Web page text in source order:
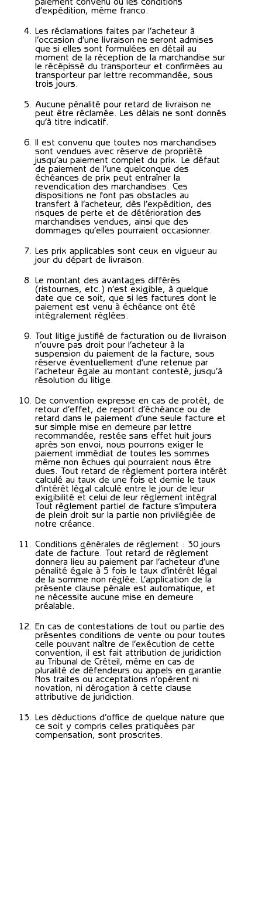
paiement convenu ou les conditions
d’expédition, même franco.
Les réclamations faites par l’acheteur à
l’occasion d’une livraison ne seront admises
que si elles sont formulées en détail au
moment de la réception de la marchandise sur
le récépissé du transporteur et confirmées au
transporteur par lettre recommandée, sous
trois jours.
Aucune pénalité pour retard de livraison ne
peut être réclamée. Les délais ne sont donnés
qu’à titre indicatif.
Il est convenu que toutes nos marchandises
sont vendues avec réserve de propriété
jusqu’au paiement complet du prix. Le défaut
de paiement de l’une quelconque des
échéances de prix peut entraîner la
revendication des marchandises. Ces
dispositions ne font pas obstacles au
transfert à l’acheteur, dès l’expédition, des
risques de perte et de détérioration des
marchandises vendues, ainsi que des
dommages qu’elles pourraient occasionner.
Les prix applicables sont ceux en vigueur au
jour du départ de livraison.
Le montant des avantages différés
(ristournes, etc.) n’est exigible, à quelque
date que ce soit, que si les factures dont le
paiement est venu à échéance ont été
intégralement réglées.
Tout litige justifié de facturation ou de livraison
n’ouvre pas droit pour l’acheteur à la
suspension du paiement de la facture, sous
réserve éventuellement d’une retenue par
l’acheteur égale au montant contesté, jusqu’à
résolution du litige.
De convention expresse en cas de protêt, de
retour d’effet, de report d’échéance ou de
retard dans le paiement d’une seule facture et
sur simple mise en demeure par lettre
recommandée, restée sans effet huit jours
après son envoi, nous pourrons exiger le
paiement immédiat de toutes les sommes
même non échues qui pourraient nous être
dues. Tout retard de règlement portera intérêt
calculé au taux de une fois et demie le taux
d’intérêt légal calculé entre le jour de leur
exigibilité et celui de leur règlement intégral.
Tout règlement partiel de facture s’imputera
de plein droit sur la partie non privilégiée de
notre créance.
Conditions générales de règlement : 30 jours
date de facture. Tout retard de règlement
donnera lieu au paiement par l’acheteur d’une
pénalité égale à 5 fois le taux d’intérêt légal
de la somme non réglée. L’application de la
présente clause pénale est automatique, et
ne nécessite aucune mise en demeure
préalable.
En cas de contestations de tout ou partie des
présentes conditions de vente ou pour toutes
celle pouvant naître de l’exécution de cette
convention, il est fait attribution de juridiction
au Tribunal de Créteil, même en cas de
pluralité de défendeurs ou appels en garantie.
Nos traites ou acceptations n’opèrent ni
novation, ni dérogation à cette clause
attributive de juridiction.
Les déductions d’office de quelque nature que
ce soit y compris celles pratiquées par
compensation, sont proscrites.